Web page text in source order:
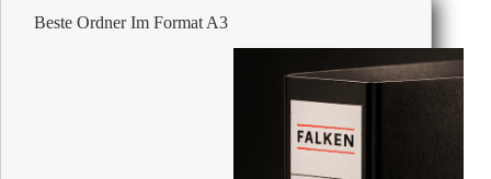
Beste Ordner Im Format A3